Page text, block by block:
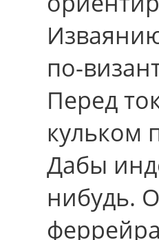
по-
Перед
кульком
Дабы
нибудь.